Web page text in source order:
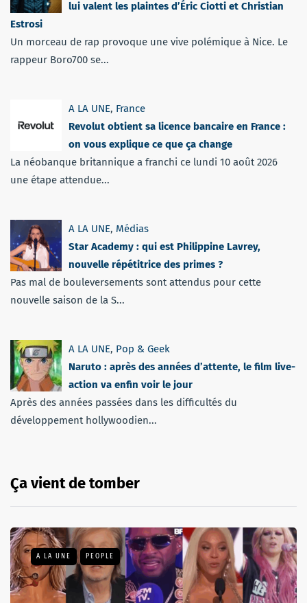
lui valent les plaintes d’Éric Ciotti et Christian
Estrosi
Un morceau de rap provoque une vive polémique à Nice. Le
rappeur Boro700 se...
A LA UNE, France
Revolut obtient sa licence bancaire en France :
on vous explique ce que ça change
La néobanque britannique a franchi ce lundi 10 août 2026
une étape attendue...
A LA UNE, Médias
Star Academy : qui est Philippine Lavrey,
nouvelle répétitrice des primes ?
Pas mal de bouleversements sont attendus pour cette
nouvelle saison de la S...
A LA UNE, Pop & Geek
Naruto : après des années d’attente, le film live-
action va enfin voir le jour
Après des années passées dans les difficultés du
développement hollywoodien...
Ça vient de tomber
A LA UNE PEOPLE